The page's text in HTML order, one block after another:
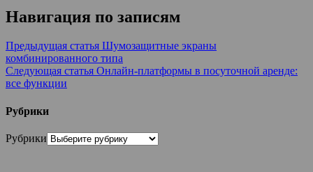
Навигация по записям
Предыдущая статья Шумозащитные экраны
комбинированного типа
Следующая статья Онлайн-платформы в посуточной аренде:
все функции
Рубрики
Рубрики